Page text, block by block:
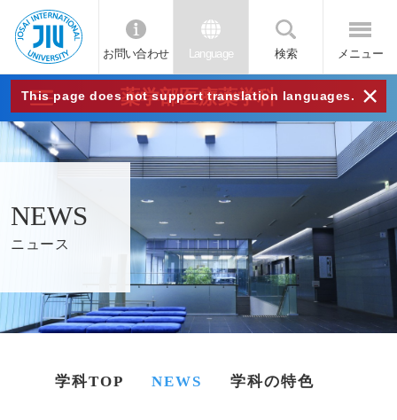
JIU
城西
大学
お問い合わせ Language 検索 メニュー
This page does not support translation languages. ×
薬学部医療薬学科
NEWS
ニュース
学科TOP NEWS 学科の特色